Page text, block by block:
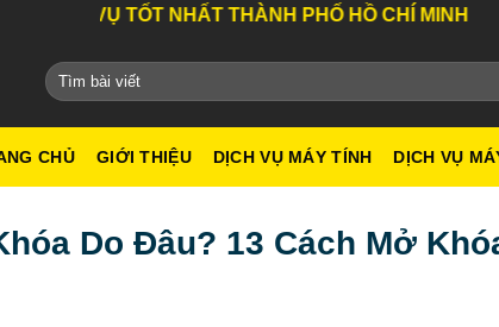
NHẤT THÀNH PHỐ HỒ CHÍ MINH
CHỦ GIỚI THIỆU DỊCH VỤ MÁY TÍNH DỊCH VỤ
Do Đâu? 13 Cách Mở